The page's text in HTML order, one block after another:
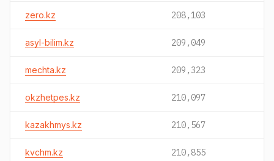
zero.kz 208,103
asyl-bilim.kz 209,049
mechta.kz 209,323
okzhetpes.kz 210,097
kazakhmys.kz 210,567
kvchm.kz 210,855